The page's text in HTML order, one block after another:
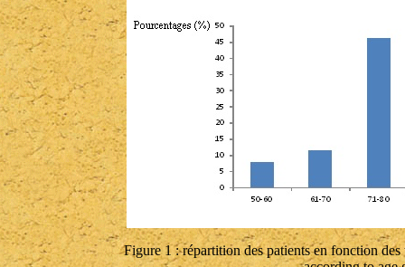
Figure 1 : répartition des patients en fonction